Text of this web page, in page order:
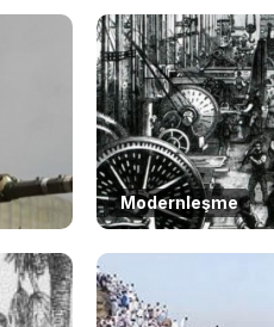
Modernleşme